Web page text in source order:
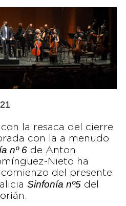
la resaca del cierre
con la a menudo
nº 6de Anton
Nieto ha
del presente
Sinfonía nº5del